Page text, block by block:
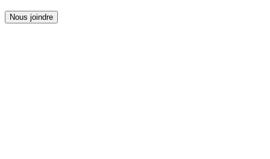
Nous joindre